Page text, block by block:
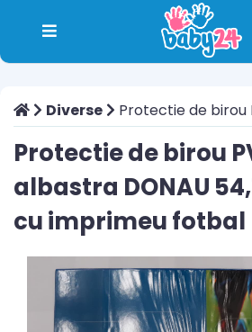
Diverse Protectie de birou PVC albastra
Protectie de birou
albastra DONAU
cu imprimeu fotbal